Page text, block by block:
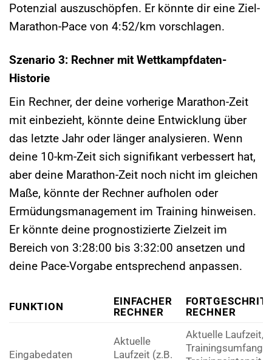
Potenzial auszuschöpfen. Er könnte dir eine Ziel-
Marathon-Pace von 4:52/km vorschlagen.
Szenario 3: Rechner mit Wettkampfdaten-
Historie
Ein Rechner, der deine vorherige Marathon-Zeit
mit einbezieht, könnte deine Entwicklung über
das letzte Jahr oder länger analysieren. Wenn
deine 10-km-Zeit sich signifikant verbessert hat,
aber deine Marathon-Zeit noch nicht im gleichen
Maße, könnte der Rechner aufholen oder
Ermüdungsmanagement im Training hinweisen.
Er könnte deine prognostizierte Zielzeit im
Bereich von 3:28:00 bis 3:32:00 ansetzen und
deine Pace-Vorgabe entsprechend anpassen.
FUNKTION
EINFACHER
RECHNER
RECHNER
Eingabedaten
Aktuelle
Laufzeit (z.B.
Aktuelle Laufzeit,
Trainingsumfang,